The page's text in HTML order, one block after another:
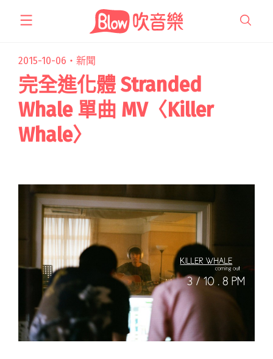
2015-10-06・ 新聞
完全進化體 Stranded
Whale 單曲 MV〈Killer
Whale〉